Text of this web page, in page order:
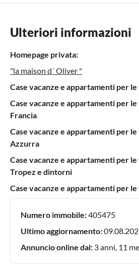
Ulteriori informazioni
Homepage privata:
"la maison d´ Oliver "
Case vacanze e appartamenti per
Case vacanze e appartamenti per
Francia
Case vacanze e appartamenti per
Azzurra
Case vacanze e appartamenti per le
Tropez e dintorni
Case vacanze e appartamenti per le
Numero immobile:405475
Ultimo aggiornamento:
Annuncio online dal: 3 anni, 11